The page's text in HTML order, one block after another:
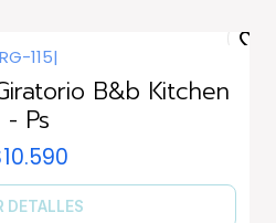
RG-115|
B&b Kitchen
- Ps
DETALLES